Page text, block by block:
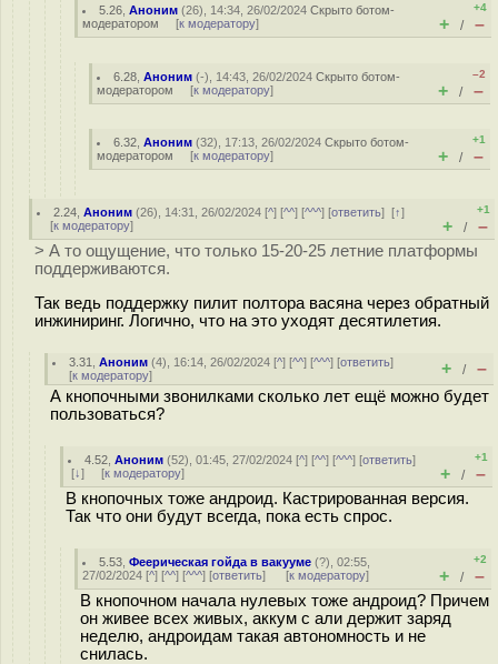
5.26 ,Аноним (26), 14:34, 26/02/2024Скрыто ботом-
модератором [к модератору]
+4
+ / –
6.28 ,Аноним (-), 14:43, 26/02/2024Скрыто ботом-
модератором [к модератору]
–2
+ / –
6.32 ,Аноним (32), 17:13, 26/02/2024Скрыто ботом-
модератором [к модератору]
+1
+ / –
2.24 ,Аноним (26), 14:31, 26/02/2024 [^] [^^] [^^^] [ответить][↑]
[к модератору]
+1
+ / –
> А то ощущение, что только 15-20-25 летние платформы
поддерживаются.
Так ведь поддержку пилит полтора васяна через обратный
инжиниринг. Логично, что на это уходят десятилетия.
3.31 ,Аноним (4), 16:14, 26/02/2024 [^] [^^] [^^^] [ответить]
[к модератору] + / –
А кнопочными звонилками сколько лет ещё можно будет
пользоваться?
4.52 ,Аноним (52), 01:45, 27/02/2024 [^] [^^] [^^^] [ответить]
[↓] [к модератору]
+1
+ / –
В кнопочных тоже андроид. Кастрированная версия.
Так что они будут всегда, пока есть спрос.
5.53 ,Феерическая гойда в вакууме (?), 02:55,
27/02/2024 [^] [^^] [^^^] [ответить] [к модератору]
+2
+ / –
В кнопочном начала нулевых тоже андроид? Причем
он живее всех живых, аккум с али держит заряд
неделю, андроидам такая автономность и не
снилась.